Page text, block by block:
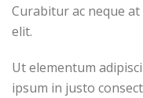
Curabitur ac neque
elit.
Ut elementum
ipsum in justo